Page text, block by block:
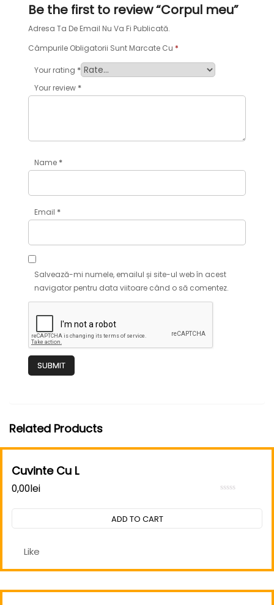
Be the first to review “Corpul meu”
Adresa Ta De Email Nu Va Fi Publicată.
Câmpurile Obligatorii Sunt Marcate Cu *
Your rating *
Your review *
Name *
Email *
Salvează-mi numele, emailul și site-ul web în acest
navigator pentru data viitoare când o să comentez.
Related Products
Cuvinte Cu L
5
0,00lei
ADD TO CART
Like